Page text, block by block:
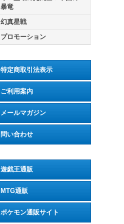
暴竜
幻真星戦
プロモーション
特定商取引法表示
ご利用案内
メールマガジン
問い合わせ
遊戯王通販
MTG通販
ポケモン通販サイト